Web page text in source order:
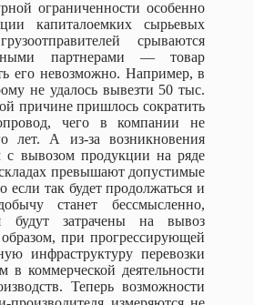
ограниченности особенно
капиталоемких сырьевых
срываются
партнерами — товар
его невозможно. Например, в
не удалось вывезти 50 тыс.
причине пришлось сократить
чего в компании не
лет. А из-за возникновения
с вывозом продукции на ряде
складах превышают допустимые
так будет продолжаться и
станет бессмысленно,
будут затрачены на вывоз
при прогрессирующей
инфраструктуру перевозки
в коммерческой деятельности
Теперь возможности